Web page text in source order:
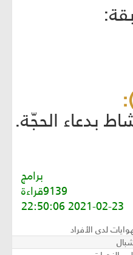
بدعاء الحجّة.
برامج
9139قراءة
2021-02-23 22:50:06
لدى الأفراد